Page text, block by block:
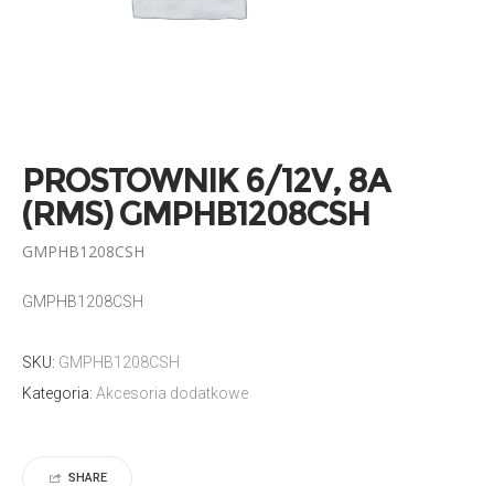
PROSTOWNIK 6/12V, 8A
(RMS) GMPHB1208CSH
GMPHB1208CSH
GMPHB1208CSH
SKU: GMPHB1208CSH
Kategoria: Akcesoria dodatkowe
SHARE